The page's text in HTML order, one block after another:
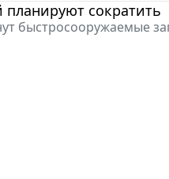
планируют сократить
быстросооружаемые